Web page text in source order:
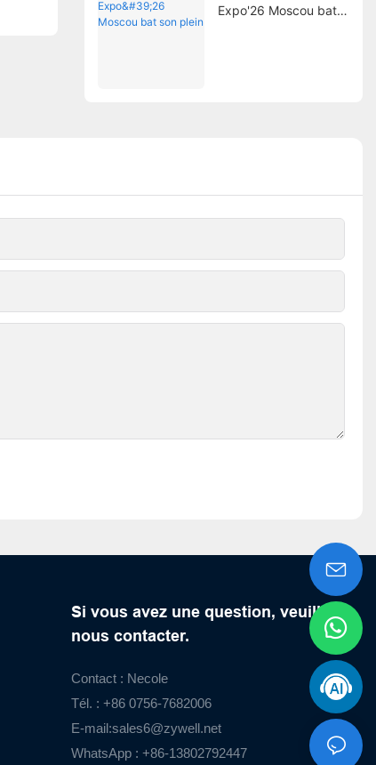
Expo'26 Moscou bat
Si vous avez une question, veuillez
nous contacter.
Contact : Necole
Tél. : +86 0756-7682006
E-mail:sales6@zywell.net
WhatsApp : +86-13802792447